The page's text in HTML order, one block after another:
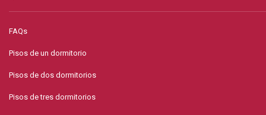
FAQs
Pisos de un dormitorio
Pisos de dos dormitorios
Pisos de tres dormitorios